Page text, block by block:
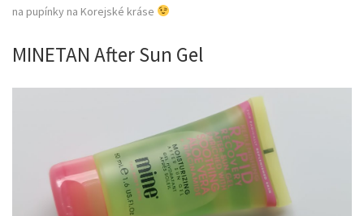
na pupínky na Korejské kráse
MINETAN After Sun Gel